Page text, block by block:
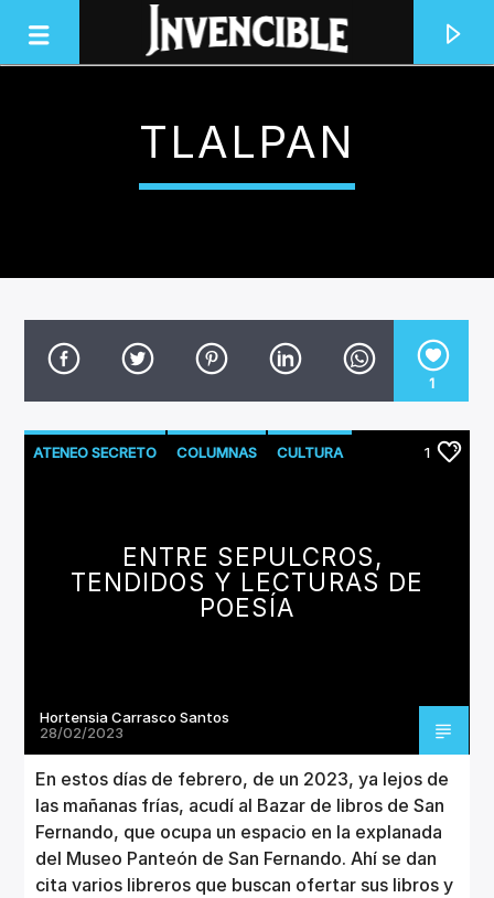
INVENCIBLE RADIO
JUNTOS SOMOS INVENCIBLES
Invencible Radio
TLALPAN
1
ATENEO SECRETO COLUMNAS CULTURA 1
ENTRE SEPULCROS,
TENDIDOS Y LECTURAS DE
POESÍA
Hortensia Carrasco Santos
28/02/2023
En estos días de febrero, de un 2023, ya lejos de
las mañanas frías, acudí al Bazar de libros de San
Fernando, que ocupa un espacio en la explanada
del Museo Panteón de San Fernando. Ahí se dan
cita varios libreros que buscan ofertar sus libros y